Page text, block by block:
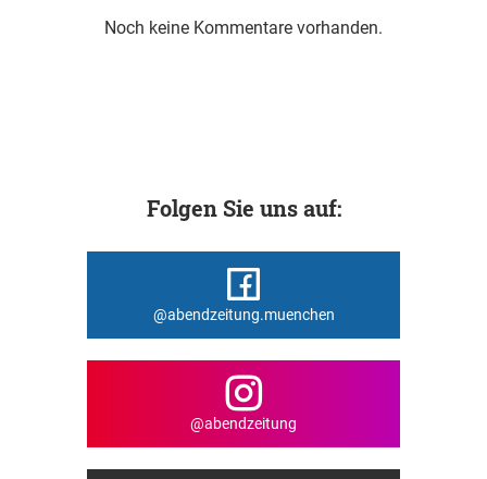
Noch keine Kommentare vorhanden.
Folgen Sie uns auf:
@abendzeitung.muenchen
@abendzeitung